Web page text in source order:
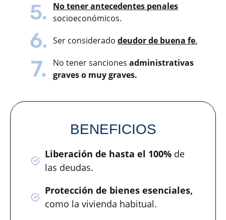
No tener antecedentes penales
socioeconómicos.
Ser considerado deudor de buena fe.
No tener sanciones administrativas
graves o muy graves.​
BENEFICIOS
Liberación de hasta el 100%de
las deudas.
Protección de bienes esenciales,
como la vivienda habitual.